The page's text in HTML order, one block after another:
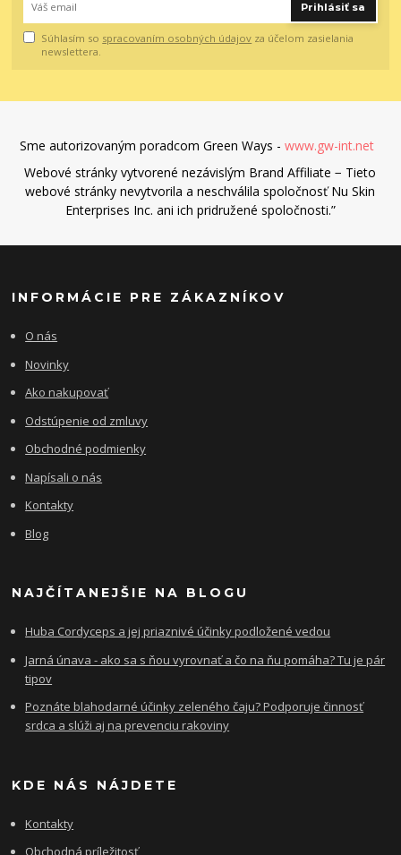
Prihlásiť sa
Súhlasím so spracovaním osobných údajov za účelom zasielania
newslettera.
Sme autorizovaným poradcom Green Ways - www.gw-int.net
Webové stránky vytvorené nezávislým Brand Affiliate − Tieto
webové stránky nevytvorila a neschválila spoločnosť Nu Skin
Enterprises Inc. ani ich pridružené spoločnosti.”
INFORMÁCIE PRE ZÁKAZNÍKOV
O nás
Novinky
Ako nakupovať
Odstúpenie od zmluvy
Obchodné podmienky
Napísali o nás
Kontakty
Blog
NAJČÍTANEJŠIE NA BLOGU
Huba Cordyceps a jej priaznivé účinky podložené vedou
Jarná únava - ako sa s ňou vyrovnať a čo na ňu pomáha? Tu je pár
tipov
Poznáte blahodarné účinky zeleného čaju? Podporuje činnosť
srdca a slúži aj na prevenciu rakoviny
KDE NÁS NÁJDETE
Kontakty
Obchodná príležitosť